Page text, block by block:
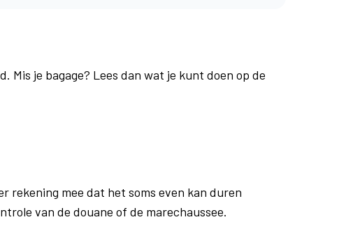
Mis je bagage? Lees dan wat je kunt doen op de
rekening mee dat het soms even kan duren
van de douane of de marechaussee.